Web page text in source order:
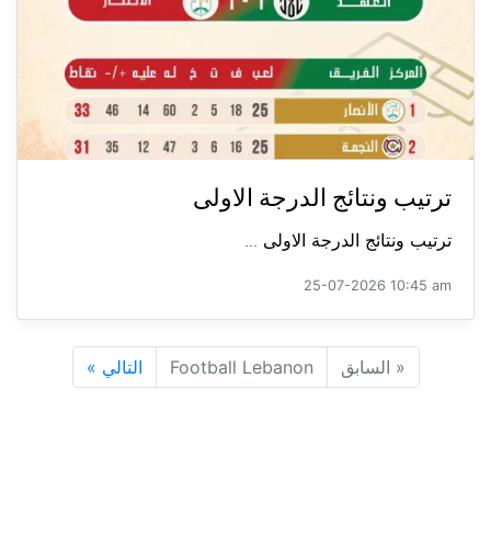
ترتيب ونتائج الدرجة الاولى
ترتيب ونتائج الدرجة الاولى ...
25-07-2026 10:45 am
« السابق Football Lebanon التالي »